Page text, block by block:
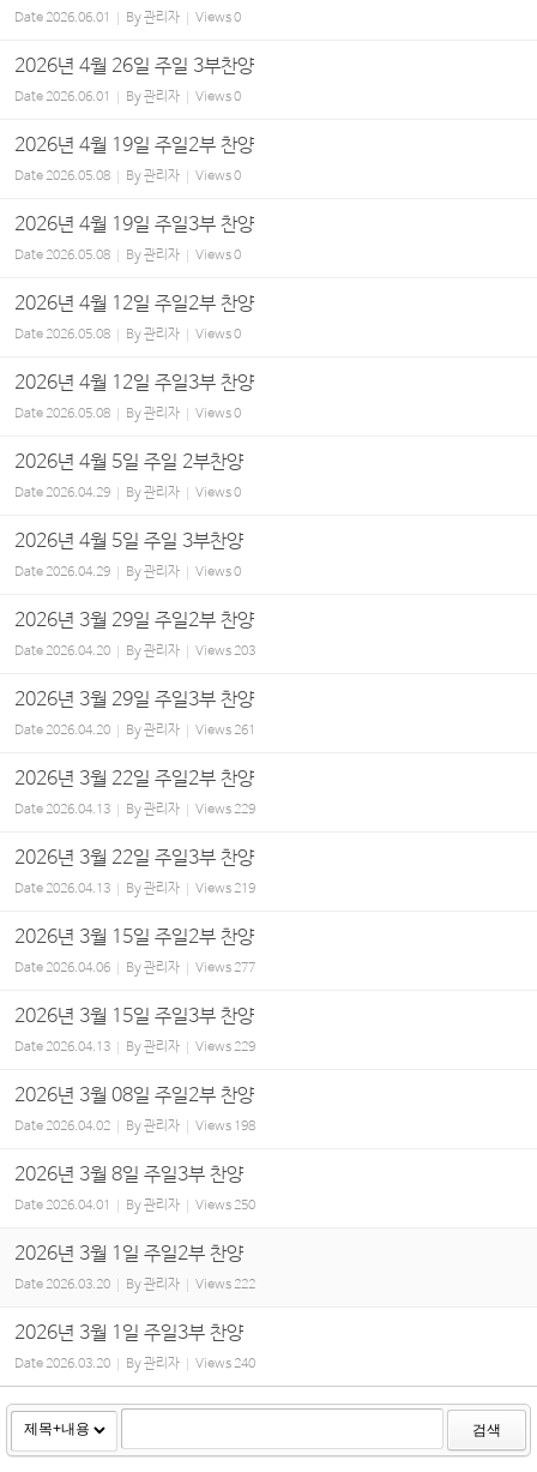
Date2026.06.01 By관리자 Views0
2026년 4월 26일 주일 3부찬양
Date2026.06.01 By관리자 Views0
2026년 4월 19일 주일2부 찬양
Date2026.05.08 By관리자 Views0
2026년 4월 19일 주일3부 찬양
Date2026.05.08 By관리자 Views0
2026년 4월 12일 주일2부 찬양
Date2026.05.08 By관리자 Views0
2026년 4월 12일 주일3부 찬양
Date2026.05.08 By관리자 Views0
2026년 4월 5일 주일 2부찬양
Date2026.04.29 By관리자 Views0
2026년 4월 5일 주일 3부찬양
Date2026.04.29 By관리자 Views0
2026년 3월 29일 주일2부 찬양
Date2026.04.20 By관리자 Views203
2026년 3월 29일 주일3부 찬양
Date2026.04.20 By관리자 Views261
2026년 3월 22일 주일2부 찬양
Date2026.04.13 By관리자 Views229
2026년 3월 22일 주일3부 찬양
Date2026.04.13 By관리자 Views219
2026년 3월 15일 주일2부 찬양
Date2026.04.06 By관리자 Views277
2026년 3월 15일 주일3부 찬양
Date2026.04.13 By관리자 Views229
2026년 3월 08일 주일2부 찬양
Date2026.04.02 By관리자 Views 198
2026년 3월 8일 주일3부 찬양
Date2026.04.01 By관리자 Views250
2026년 3월 1일 주일2부 찬양
Date 2026.03.20 By관리자 Views 222
2026년 3월 1일 주일3부 찬양
Date2026.03.20 By관리자 Views240
검색